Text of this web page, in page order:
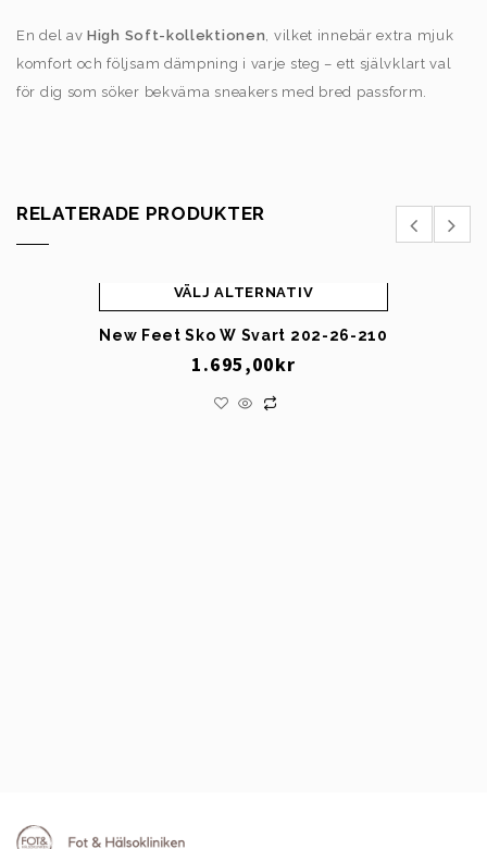
En del av High Soft-kollektionen , vilket innebär extra mjuk
komfort och följsam dämpning i varje steg – ett självklart val
för dig som söker bekväma sneakers med bred passform.
RELATERADE PRODUKTER
New Feet Sko W Svart 202-26-210
1.695,00kr
VÄLJ ALTERNATIV